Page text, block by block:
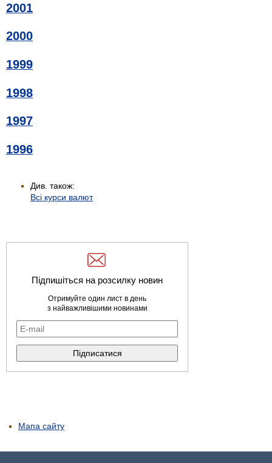
2001
2000
1999
1998
1997
1996
Див. також:
Всі курси валют
Підпишіться на розсилку новин
Отримуйте один лист в день
з найважливішими новинами
Мапа сайту